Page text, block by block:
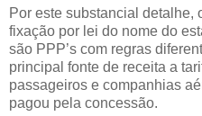
Por este substancial detalhe,
fixação por lei do nome do
são PPP’s com regras
principal fonte de receita a
passageiros e companhias
pagou pela concessão.